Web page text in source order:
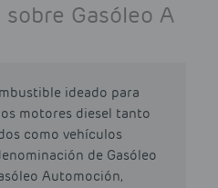
Gasóleo A
ideado para
motores diesel tanto
como vehículos
de Gasóleo
Automoción,